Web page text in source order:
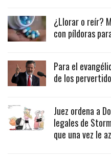
¿Llorar o reír?
con píldoras
Para el
de los
Juez ordena a
legales de
que una vez le